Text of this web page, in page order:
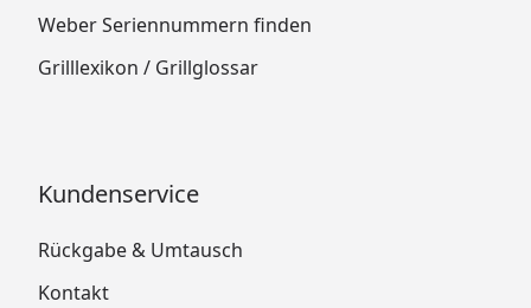
Weber Seriennummern finden
Grilllexikon / Grillglossar
Kundenservice
Rückgabe & Umtausch
Kontakt